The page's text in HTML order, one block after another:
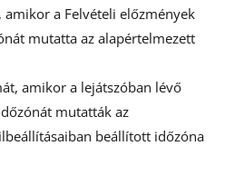
amikor a Felvételi előzmények
mutatta az alapértelmezett
amikor a lejátszóban lévő
mutatták az
beállított időzóna